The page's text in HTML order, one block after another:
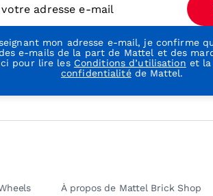
votre adresse e-mail
mon adresse e-mail, je confirme
e-mails de la part de Mattel et des
pour lire les Conditions d’utilisation et la
confidentialitéde Mattel.
À propos de Mattel Brick Shop